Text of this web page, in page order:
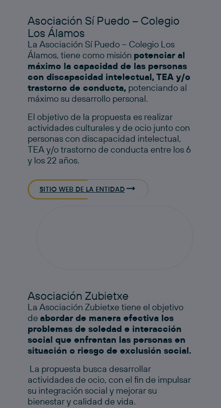
Asociación Sí Puedo – Colegio
Los Álamos
La Asociación Sí Puedo – Colegio Los
Álamos, tiene como misión potenciar al
máximo la capacidad de las personas
con discapacidad intelectual, TEA y/o
trastorno de conducta, potenciando al
máximo su desarrollo personal.
El objetivo de la propuesta es realizar
actividades culturales y de ocio junto con
personas con discapacidad intelectual,
TEA y/o trastorno de conducta entre los 6
y los 22 años.
SITIO WEB DE LA ENTIDAD
Asociación Zubietxe
La Asociación Zubietxe tiene el objetivo
de abordar de manera efectiva los
problemas de soledad e interacción
social que enfrentan las personas en
situación o riesgo de exclusión social.
​ La propuesta busca desarrollar
actividades de ocio, con el fin de impulsar
su integración social y mejorar su
bienestar y calidad de vida. ​